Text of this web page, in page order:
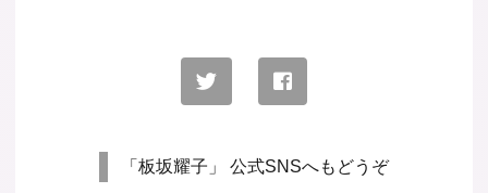
「板坂耀子」 公式SNSへもどうぞ